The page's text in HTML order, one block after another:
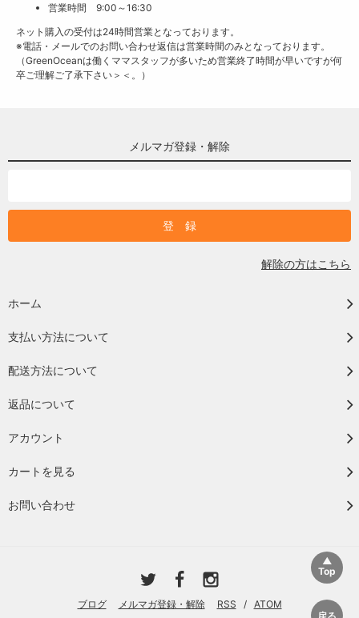
営業時間 9:00～16:30
ネット購入の受付は24時間営業となっております。
※電話・メールでのお問い合わせ返信は営業時間のみとなっております。
（GreenOceanは働くママスタッフが多いため営業終了時間が早いですが何
卒ご理解ご了承下さい＞＜。）
メルマガ登録・解除
解除の方はこちら
ホーム
支払い方法について
配送方法について
返品について
アカウント
カートを見る
お問い合わせ
ブログ メルマガ登録・解除 RSS / ATOM